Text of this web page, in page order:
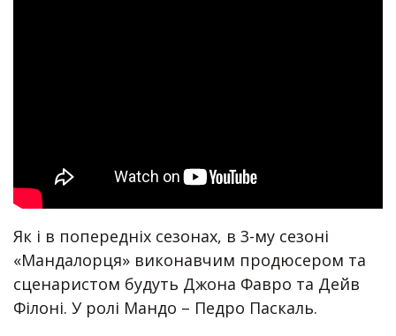
Як і в попередніх сезонах, в 3-му сезоні
«Мандалорця» виконавчим продюсером та
сценаристом будуть Джона Фавро та Дейв
Філоні. У ролі Мандо – Педро Паскаль.